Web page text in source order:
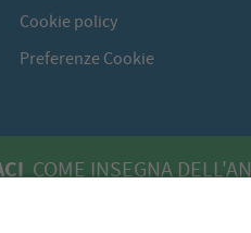
Cookie policy
Preferenze Cookie
COME INSEGNA